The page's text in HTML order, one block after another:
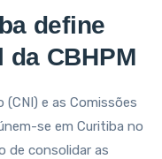
define
CBHPM
e as Comissões
se em Curitiba no
de consolidar as